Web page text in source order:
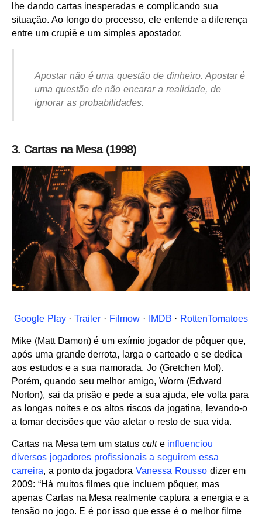
lhe dando cartas inesperadas e complicando sua
situação. Ao longo do processo, ele entende a diferença
entre um crupiê e um simples apostador.
Apostar não é uma questão de dinheiro. Apostar é
uma questão de não encarar a realidade, de
ignorar as probabilidades.
3. Cartas na Mesa (1998)
Google Play·Trailer · Filmow· IMDB · RottenTomatoes
Mike (Matt Damon) é um exímio jogador de pôquer que,
após uma grande derrota, larga o carteado e se dedica
aos estudos e a sua namorada, Jo (Gretchen Mol).
Porém, quando seu melhor amigo, Worm (Edward
Norton), sai da prisão e pede a sua ajuda, ele volta para
as longas noites e os altos riscos da jogatina, levando-o
a tomar decisões que vão afetar o resto de sua vida.
Cartas na Mesa tem um status culte influenciou
diversos jogadores profissionais a seguirem essa
carreira, a ponto da jogadoraVanessa Roussodizer em
2009: “Há muitos filmes que incluem pôquer, mas
apenas Cartas na Mesa realmente captura a energia e a
tensão no jogo. E é por isso que esse é o melhor filme